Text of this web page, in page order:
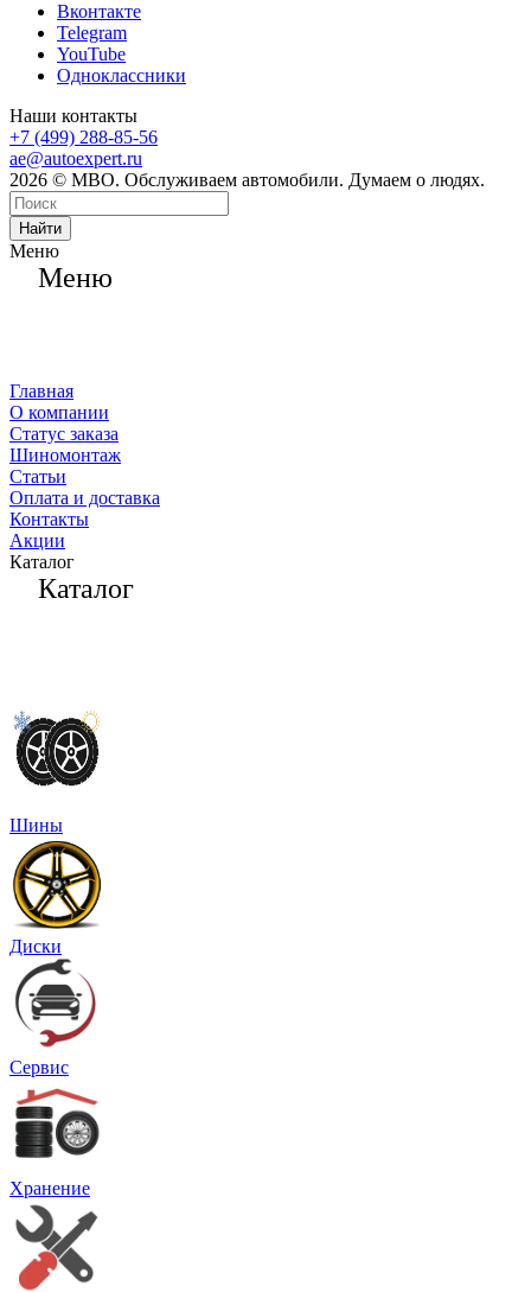
Вконтакте
Telegram
YouTube
Одноклассники
Наши контакты
+7 (499) 288-85-56
ae@autoexpert.ru
2026 © МВО. Обслуживаем автомобили. Думаем о людях.
Найти
Меню
Меню
Главная
О компании
Статус заказа
Шиномонтаж
Статьи
Оплата и доставка
Контакты
Акции
Каталог
Каталог
Шины
Диски
Сервис
Хранение